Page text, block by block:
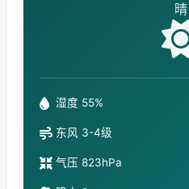
晴
湿度 55%
东风 3-4级
气压 823hPa